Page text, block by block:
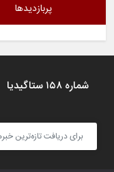
پربازدیدها
شماره ۱۵۸ ستاگیدیا